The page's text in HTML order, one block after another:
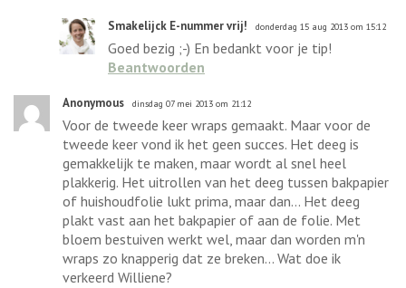
Smakelijck E-nummer vrij! donderdag 15 aug 2013 om 15:12
Goed bezig ;-) En bedankt voor je tip!
Beantwoorden
Anonymous dinsdag 07 mei 2013 om 21:12
Voor de tweede keer wraps gemaakt. Maar voor de
tweede keer vond ik het geen succes. Het deeg is
gemakkelijk te maken, maar wordt al snel heel
plakkerig. Het uitrollen van het deeg tussen bakpapier
of huishoudfolie lukt prima, maar dan... Het deeg
plakt vast aan het bakpapier of aan de folie. Met
bloem bestuiven werkt wel, maar dan worden m'n
wraps zo knapperig dat ze breken... Wat doe ik
verkeerd Williene?